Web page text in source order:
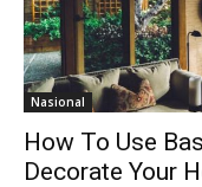
Nasional
How To Use
Decorate Your